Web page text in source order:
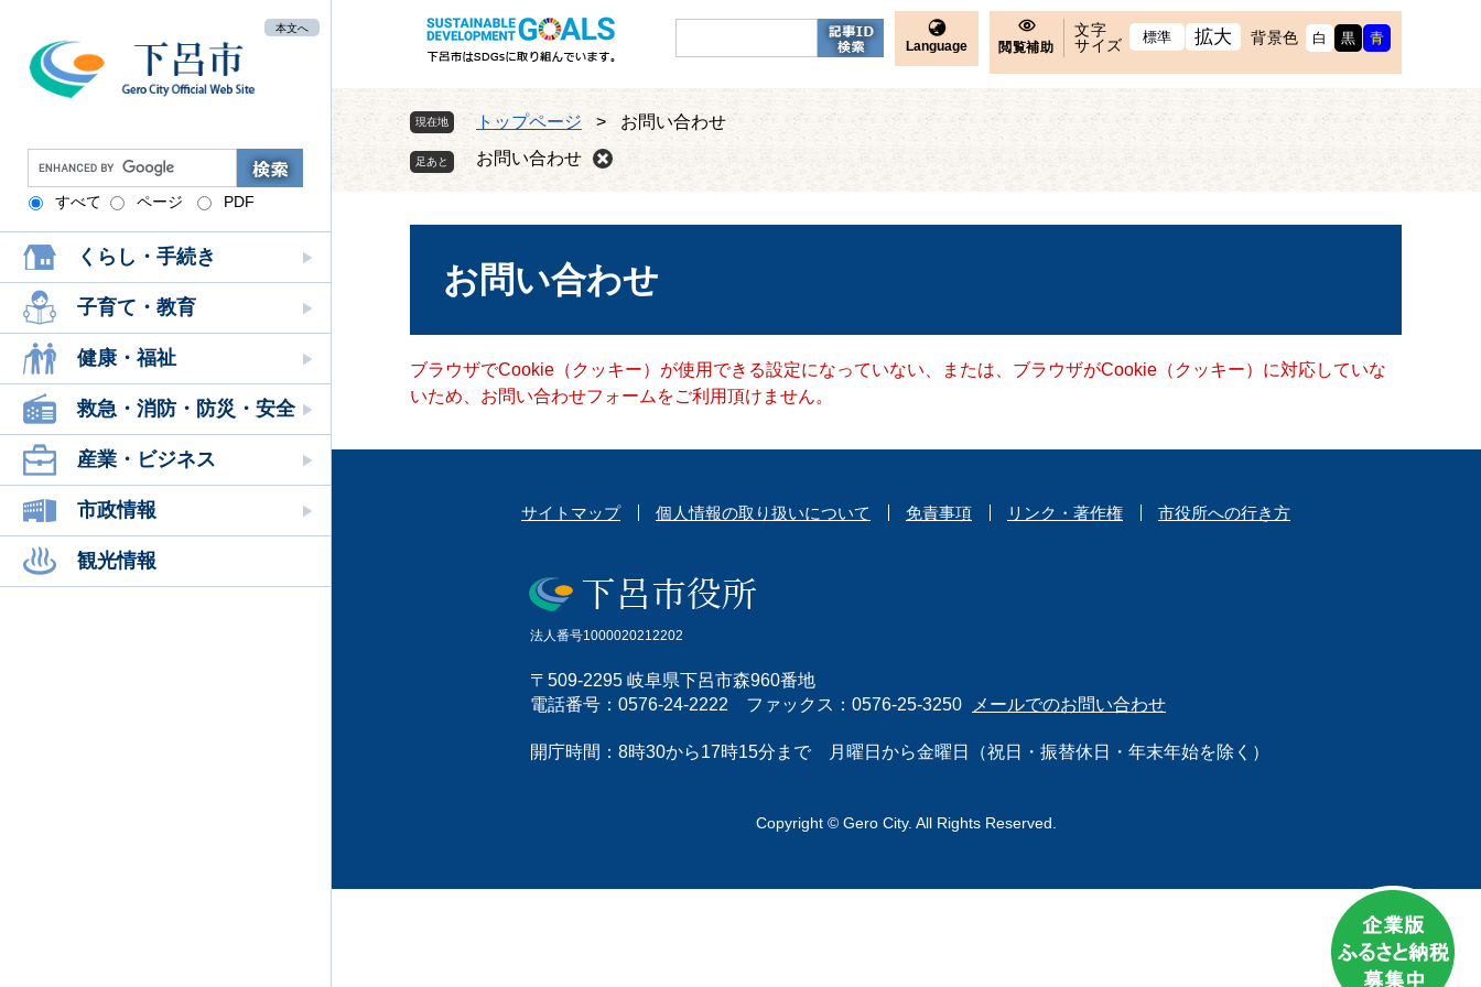
本文へ
G
o
o
g
l
e
カ
ス
タ
ム
検
索
すべて ページ PDF
くらし・手続き
子育て・教育
健康・福祉
救急・消防・防災・安全
産業・ビジネス
市政情報
観光情報
Language 閲覧補助
文字
サイズ
標準 拡大 背景色 白 黒 青
現在地 トップページ >
お問い合わせ
お問い合わせ
文
お問い合わせ
ブラウザでCookie（クッキー）が使用できる設定になっていない、または、ブラウザがCookie（クッキー）に対応していな
いため、お問い合わせフォームをご利用頂けません。
サイトマップ 個人情報の取り扱いについて 免責事項 リンク・著作権 市役所への行き方
法人番号1000020212202
〒509-2295 岐阜県下呂市森960番地
電話番号：0576-24-2222 ファックス：0576-25-3250
メールでのお問い合わせ
開庁時間：8時30から17時15分まで 月曜日から金曜日（祝日・振替休日・年末年始を除く）
Copyright © Gero City. All Rights Reserved.